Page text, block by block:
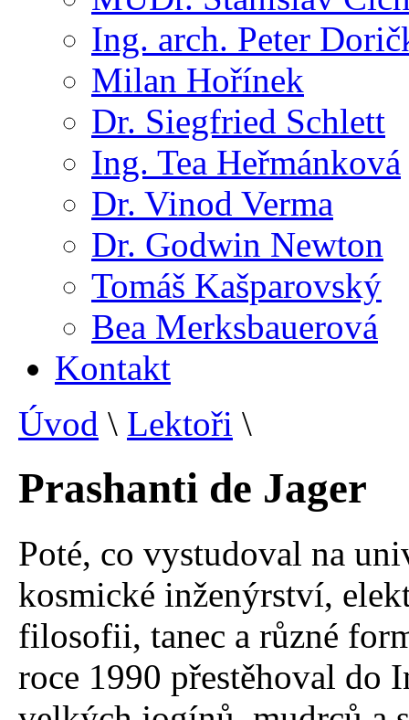
Ing. arch. Peter
Milan Hořínek
Dr. Siegfried Schlett
Ing. Tea Heřmánková
Dr. Vinod Verma
Dr. Godwin Newton
Tomáš Kašparovský
Bea Merksbauerová
Kontakt
Úvod \ Lektoři \
Prashanti de Jager
Poté, co vystudoval na
kosmické inženýrství,
filosofii, tanec a různé
roce 1990 přestěhoval do